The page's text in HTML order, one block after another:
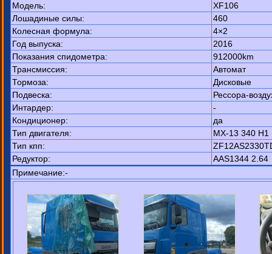
Модель:
XF106
Лошадиные силы:
460
Колесная формула:
4×2
Год выпуска:
2016
Показания спидометра:
912000km
Трансмиссия:
Автомат
Тормоза:
Дисковые
Подвеска:
Рессора-
Интардер:
-
Кондиционер:
да
Тип двигателя:
MX-13 340 H1
Тип кпп:
Редуктор:
AAS1344 2.64
Примечание:-